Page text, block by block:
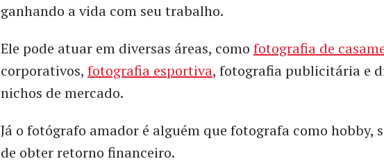
ganhando a vida com seu trabalho.
Ele pode atuar em diversas áreas, como fotografia de
corporativos, fotografia esportiva, fotografia publicitária e
nichos de mercado.
Já o fotógrafo amador é alguém que fotografa como hobby,
de obter retorno financeiro.